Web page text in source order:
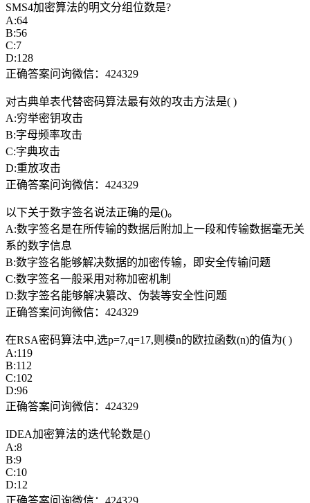
SMS4加密算法的明文分组位数是?
A:64
B:56
C:7
D:128
正确答案问询微信：424329
对古典单表代替密码算法最有效的攻击方法是( )
A:穷举密钥攻击
B:字母频率攻击
C:字典攻击
D:重放攻击
正确答案问询微信：424329
以下关于数字签名说法正确的是()。
A:数字签名是在所传输的数据后附加上一段和传输数据毫无关
系的数字信息
B:数字签名能够解决数据的加密传输，即安全传输问题
C:数字签名一般采用对称加密机制
D:数字签名能够解决纂改、伪装等安全性问题
正确答案问询微信：424329
在RSA密码算法中,选p=7,q=17,则模n的欧拉函数(n)的值为( )
A:119
B:112
C:102
D:96
正确答案问询微信：424329
IDEA加密算法的迭代轮数是()
A:8
B:9
C:10
D:12
正确答案问询微信：424329